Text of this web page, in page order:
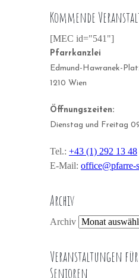
Kommende
[MEC id="541"]
Pfarrkanzlei
Edmund-Hawranek-
1210 Wien
Öffnungszeiten:
Dienstag und Freitag
Tel.: +43 (1) 292 13 48
E-Mail: office@pfarre-
Archiv
Archiv
Veranstaltungen für
Senioren